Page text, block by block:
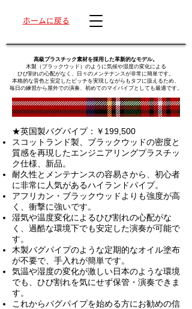
ホームに戻る
高級プラスチック素材を採用した革新的なモデル。
木製（ブラックウッド）のように気候や湿度の変化による
ひび割れの心配がなく、日々のメンテナンスが非常に簡単です。
本格的な音色と安定したピッチを実現しながらもタフに扱えるため、
毎日の練習から屋外での演奏、初めてのマイパイプとしても最適です。
★英国製バグパイプ：￥199,500
スコットランド製、 ブラックウッドの密度と
質感を再現したエンジニアリングプラスチッ
ク仕様、新品。
耐久性とメンテナンスの容易さから、初心者
に非常に人気があるハイランドパイプ。
アフリカン・ブラックウッドよりも強度が高
く、衝撃に強いです。
湿気や温度変化によるひび割れの心配がな
く、過酷な環境下でも安定した演奏が可能で
す。
木製バグパイプのような定期的なオイル塗布
が不要で、手入れが簡単です。
気温や湿度の変化が激しい日本のような環境
でも、ひび割れを気にせず保管・演奏できま
す。
これからバグパイプを始める方にお勧めの信